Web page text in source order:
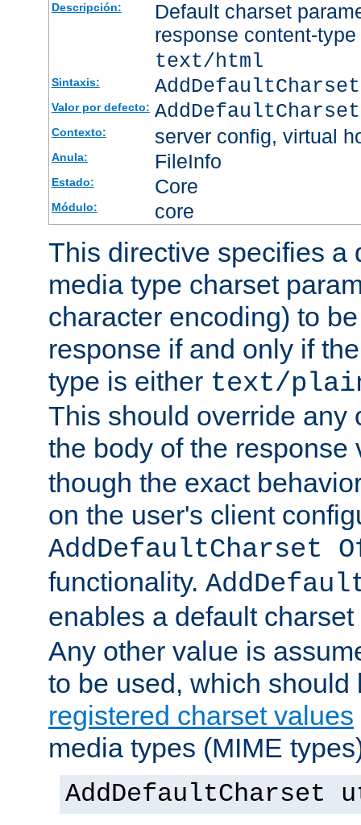
Descripción:
Default charset
response content-
text/html
Sintaxis:
Valor por defecto:
Contexto: server config, virtual
Anula: FileInfo
Estado: Core
Módulo: core
This directive specifies a
media type charset
character encoding) to
response if and only if
type is either text/
This should override any
the body of the
though the exact
on the user's client
AddDefaultCharset
functionality.
enables a default
Any other value is
to be used, which
registered charset values
media types (MIME
AddDefaultCharset